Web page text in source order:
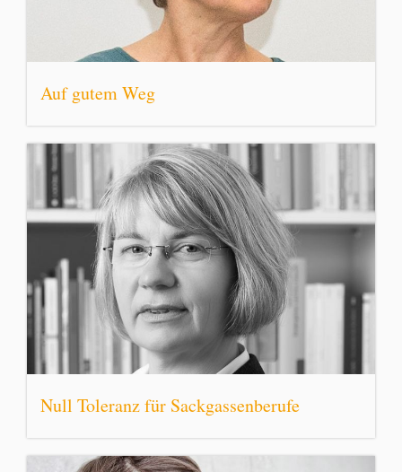
Auf gutem Weg
Null Toleranz für Sackgassenberufe